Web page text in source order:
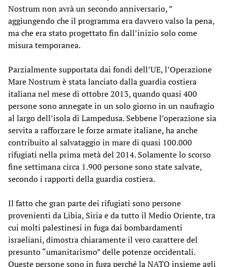
Nostrum non avrà un secondo anniversario, ”
aggiungendo che il programma era davvero valso la pena,
ma che era stato progettato fin dall’inizio solo come
misura temporanea.
Parzialmente supportata dai fondi dell’UE, l’Operazione
Mare Nostrum è stata lanciato dalla guardia costiera
italiana nel mese di ottobre 2013, quando quasi 400
persone sono annegate in un solo giorno in un naufragio
al largo dell’isola di Lampedusa. Sebbene l’operazione sia
servita a rafforzare le forze armate italiane, ha anche
contribuito al salvataggio in mare di quasi 100.000
rifugiati nella prima metà del 2014. Solamente lo scorso
fine settimana circa 1.900 persone sono state salvate,
secondo i rapporti della guardia costiera.
Il fatto che gran parte dei rifugiati sono persone
provenienti da Libia, Siria e da tutto il Medio Oriente, tra
cui molti palestinesi in fuga dai bombardamenti
israeliani, dimostra chiaramente il vero carattere del
presunto “umanitarismo” delle potenze occidentali.
Queste persone sono in fuga perché la NATO insieme agli